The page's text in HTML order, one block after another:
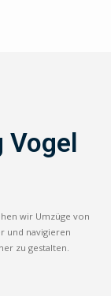
Vogel
wir Umzüge von
und navigieren
zu gestalten.